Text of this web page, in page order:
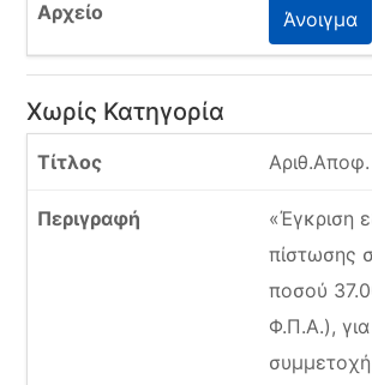
Άνοιγμα
Χωρίς Κατηγορία
«Έγκριση
πίστωσης
ποσού
Φ.Π.Α.),